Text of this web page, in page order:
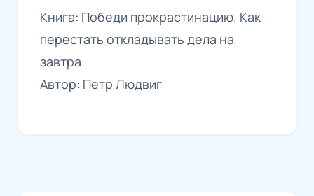
Книга: Победи прокрастинацию. Как
перестать откладывать дела на
завтра
Автор: Петр Людвиг